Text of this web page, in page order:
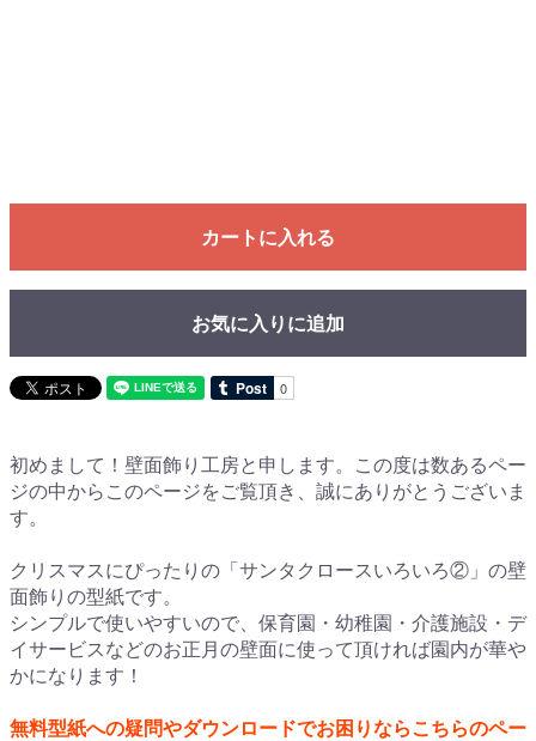
カートに入れる
お気に入りに追加
初めまして！壁面飾り工房と申します。この度は数あるペー
ジの中からこのページをご覧頂き、誠にありがとうございま
す。
クリスマスにぴったりの「サンタクロースいろいろ②」の壁
面飾りの型紙です。
シンプルで使いやすいので、保育園・幼稚園・介護施設・デ
イサービスなどのお正月の壁面に使って頂ければ園内が華や
かになります！
無料型紙への疑問やダウンロードでお困りならこちらのペー